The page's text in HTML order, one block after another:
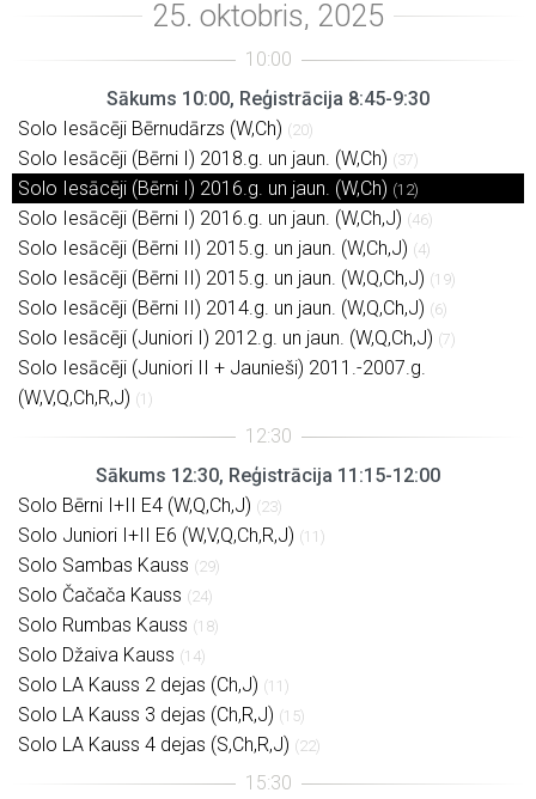
Sākums 10:00, Reģistrācija 8:45-9:30
Solo Iesācēji Bērnudārzs (W,Ch) (20)
Solo Iesācēji (Bērni I) 2018.g. un jaun. (W,Ch) (37)
Solo Iesācēji (Bērni I) 2016.g. un jaun. (W,Ch) (12)
Solo Iesācēji (Bērni I) 2016.g. un jaun. (W,Ch,J) (46)
Solo Iesācēji (Bērni II) 2015.g. un jaun. (W,Ch,J) (4)
Solo Iesācēji (Bērni II) 2015.g. un jaun. (W,Q,Ch,J) (19)
Solo Iesācēji (Bērni II) 2014.g. un jaun. (W,Q,Ch,J) (6)
Solo Iesācēji (Juniori I) 2012.g. un jaun. (W,Q,Ch,J) (7)
Solo Iesācēji (Juniori II + Jaunieši) 2011.-2007.g.
(W,V,Q,Ch,R,J) (1)
Sākums 12:30, Reģistrācija 11:15-12:00
Solo Bērni I+II E4 (W,Q,Ch,J) (23)
Solo Juniori I+II E6 (W,V,Q,Ch,R,J) (11)
Solo Sambas Kauss (29)
Solo Čačača Kauss (24)
Solo Rumbas Kauss (18)
Solo Džaiva Kauss (14)
Solo LA Kauss 2 dejas (Ch,J) (11)
Solo LA Kauss 3 dejas (Ch,R,J) (15)
Solo LA Kauss 4 dejas (S,Ch,R,J) (22)